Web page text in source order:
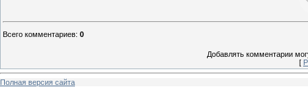
Всего комментариев: 0
Добавлять комментарии
[
Полная версия сайта